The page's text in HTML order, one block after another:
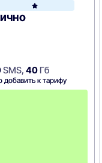
SMS, 40Гб
к тарифу